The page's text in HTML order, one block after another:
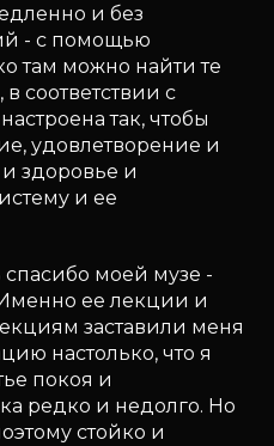
и без
- с помощью
там можно найти те
соответствии с
так, чтобы
удовлетворение и
здоровье и
и ее
спасибо моей музе -
ее лекции и
заставили меня
настолько, что я
покоя и
редко и недолго. Но
стойко и